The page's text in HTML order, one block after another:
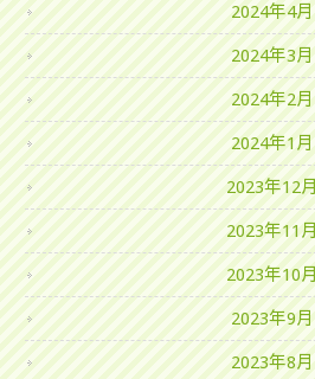
2024年4月
2024年3月
2024年2月
2024年1月
2023年12月
2023年11月
2023年10月
2023年9月
2023年8月